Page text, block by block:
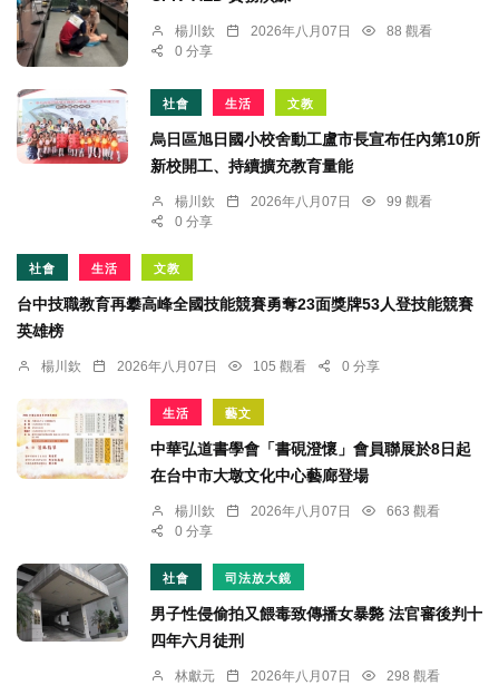
楊川欽 2026年八月07日
88 觀看
0 分享
社會 生活 文教
烏日區旭日國小校舍動工盧市長宣布任內第10所
新校開工、持續擴充教育量能
楊川欽 2026年八月07日
99 觀看
0 分享
社會 生活 文教
台中技職教育再攀高峰全國技能競賽勇奪23面獎牌53人登技能競賽
英雄榜
楊川欽 2026年八月07日 105 觀看 0 分享
生活 藝文
中華弘道書學會「書硯澄懷」會員聯展於8日起
在台中市大墩文化中心藝廊登場
楊川欽 2026年八月07日
663 觀看
0 分享
社會 司法放大鏡
男子性侵偷拍又餵毒致傳播女暴斃 法官審後判十
四年六月徒刑
林獻元 2026年八月07日
298 觀看